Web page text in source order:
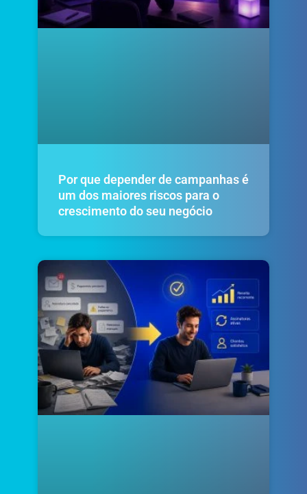
Por que depender de campanhas é
um dos maiores riscos para o
crescimento do seu negócio